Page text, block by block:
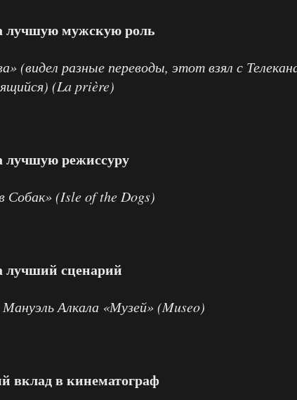
лучшую мужскую роль
разные переводы, этот взял с
(Lapriere)
лучшую режиссуру
Собак» (Isleof the Dogs)
лучший сценарий
Алкала «Музей» (Museo)
вклад в кинематограф